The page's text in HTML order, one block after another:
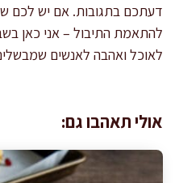
דעתכם בתגובות. אם יש לכם
להתאמת התיבול – אני כאן
לאוכל ואהבה לאנשים
אולי תאהבו גם: